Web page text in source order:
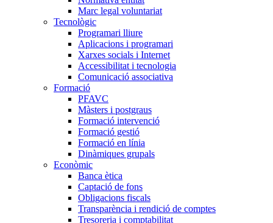
Marc legal voluntariat
Tecnològic
Programari lliure
Aplicacions i programari
Xarxes socials i Internet
Accessibilitat i tecnologia
Comunicació associativa
Formació
PFAVC
Màsters i postgraus
Formació intervenció
Formació gestió
Formació en línia
Dinàmiques grupals
Econòmic
Banca ètica
Captació de fons
Obligacions fiscals
Transparència i rendició de comptes
Tresoreria i comptabilitat